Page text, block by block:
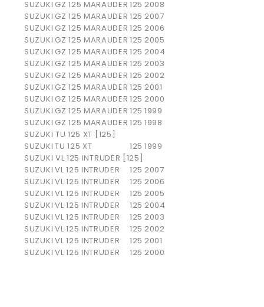
SUZUKI GZ 125 MARAUDER 125 2008
SUZUKI GZ 125 MARAUDER 125 2007
SUZUKI GZ 125 MARAUDER 125 2006
SUZUKI GZ 125 MARAUDER 125 2005
SUZUKI GZ 125 MARAUDER 125 2004
SUZUKI GZ 125 MARAUDER 125 2003
SUZUKI GZ 125 MARAUDER 125 2002
SUZUKI GZ 125 MARAUDER 125 2001
SUZUKI GZ 125 MARAUDER 125 2000
SUZUKI GZ 125 MARAUDER 125 1999
SUZUKI GZ 125 MARAUDER 125 1998
SUZUKI TU 125 XT [125]
SUZUKI TU 125 XT 125 1999
SUZUKI VL 125 INTRUDER [125]
SUZUKI VL 125 INTRUDER 125 2007
SUZUKI VL 125 INTRUDER 125 2006
SUZUKI VL 125 INTRUDER 125 2005
SUZUKI VL 125 INTRUDER 125 2004
SUZUKI VL 125 INTRUDER 125 2003
SUZUKI VL 125 INTRUDER 125 2002
SUZUKI VL 125 INTRUDER 125 2001
SUZUKI VL 125 INTRUDER 125 2000